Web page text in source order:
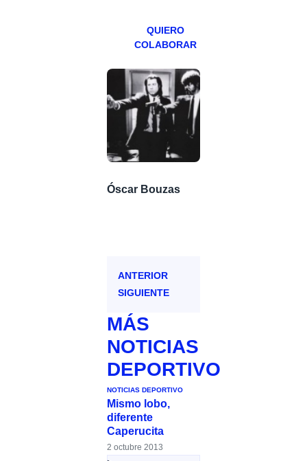
QUIERO
COLABORAR
Óscar Bouzas
ANTERIOR
SIGUIENTE
MÁS
NOTICIAS
DEPORTIVO
NOTICIAS DEPORTIVO
Mismo lobo,
diferente
Caperucita
2 octubre 2013